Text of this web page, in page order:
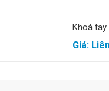
Khoá
Giá: